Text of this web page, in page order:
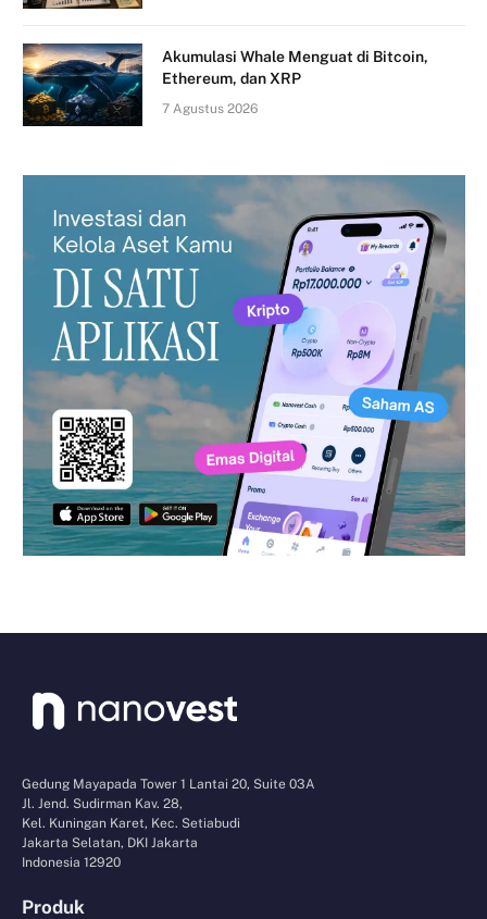
Akumulasi Whale Menguat di Bitcoin,
Ethereum, dan XRP
7 Agustus 2026
Gedung Mayapada Tower 1 Lantai 20, Suite 03A
Jl. Jend. Sudirman Kav. 28,
Kel. Kuningan Karet, Kec. Setiabudi
Jakarta Selatan, DKI Jakarta
Indonesia 12920
Produk